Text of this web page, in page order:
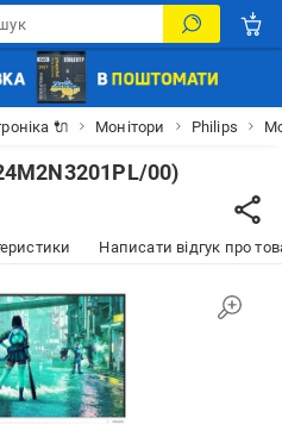
🔌 Монітори Philips
00)
Написати відгук про